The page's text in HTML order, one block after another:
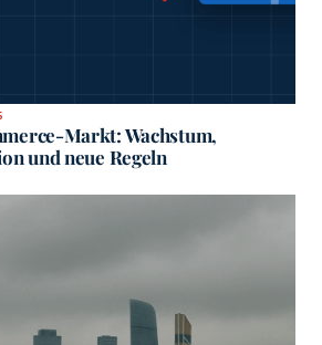
Markt: Wachstum,
und neue Regeln